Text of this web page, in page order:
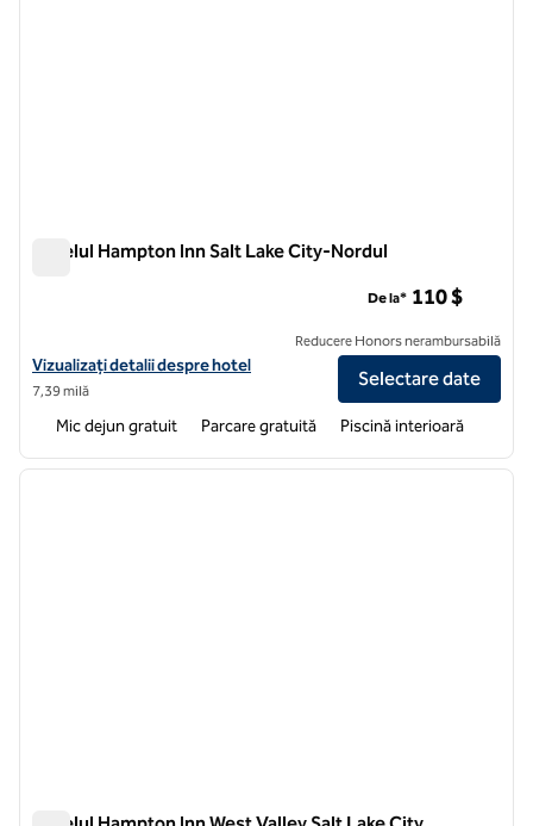
Hotelul Hampton Inn Salt Lake City-Nordul
Vizualizați detaliile hotelului Hampton Inn Salt Lake City-North
Vizualizați detalii despre hotel
7,39 milă
De la* 110 $
Reducere Honors nerambursabilă
Selectare date
Mic dejun gratuit Parcare gratuită Piscină interioară
1 din 12